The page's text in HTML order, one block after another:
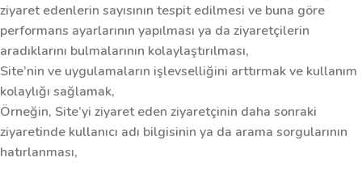
ziyaret edenlerin sayısının tespit edilmesi ve buna göre
performans ayarlarının yapılması ya da ziyaretçilerin
aradıklarını bulmalarının kolaylaştırılması,
Site’nin ve uygulamaların işlevselliğini arttırmak ve kullanım
kolaylığı sağlamak,
Örneğin, Site’yi ziyaret eden ziyaretçinin daha sonraki
ziyaretinde kullanıcı adı bilgisinin ya da arama sorgularının
hatırlanması,